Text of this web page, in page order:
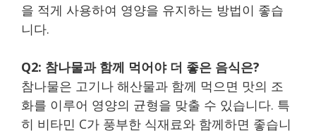
을 적게 사용하여 영양을 유지하는 방법이 좋습
니다.
Q2: 참나물과 함께 먹어야 더 좋은 음식은?
참나물은 고기나 해산물과 함께 먹으면 맛의 조
화를 이루어 영양의 균형을 맞출 수 있습니다. 특
히 비타민 C가 풍부한 식재료와 함께하면 좋습니